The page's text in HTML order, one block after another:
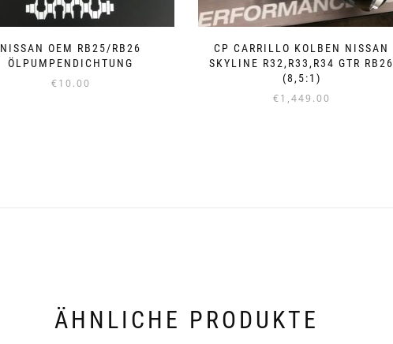
NISSAN OEM RB25/RB26
ÖLPUMPENDICHTUNG
€10.00
CP CARRILLO KOLBEN NISSAN
SKYLINE R32,R33,R34 GTR RB26
(8,5:1)
€1,449.00
gewählt
werden
ÄHNLICHE PRODUKTE